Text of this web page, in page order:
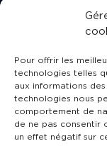
Pour offrir les
technologies telles
aux informations
technologies nous
comportement de
de ne pas consentir
un effet négatif sur